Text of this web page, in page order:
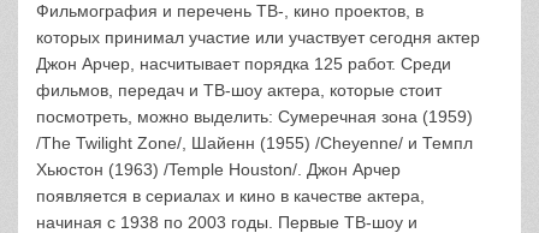
Фильмография и перечень ТВ-, кино проектов, в
которых принимал участие или участвует сегодня актер
Джон Арчер, насчитывает порядка 125 работ. Среди
фильмов, передач и ТВ-шоу актера, которые стоит
посмотреть, можно выделить: Сумеречная зона (1959)
/The Twilight Zone/, Шайенн (1955) /Cheyenne/ и Темпл
Хьюстон (1963) /Temple Houston/. Джон Арчер
появляется в сериалах и кино в качестве актера,
начиная с 1938 по 2003 годы. Первые ТВ-шоу и